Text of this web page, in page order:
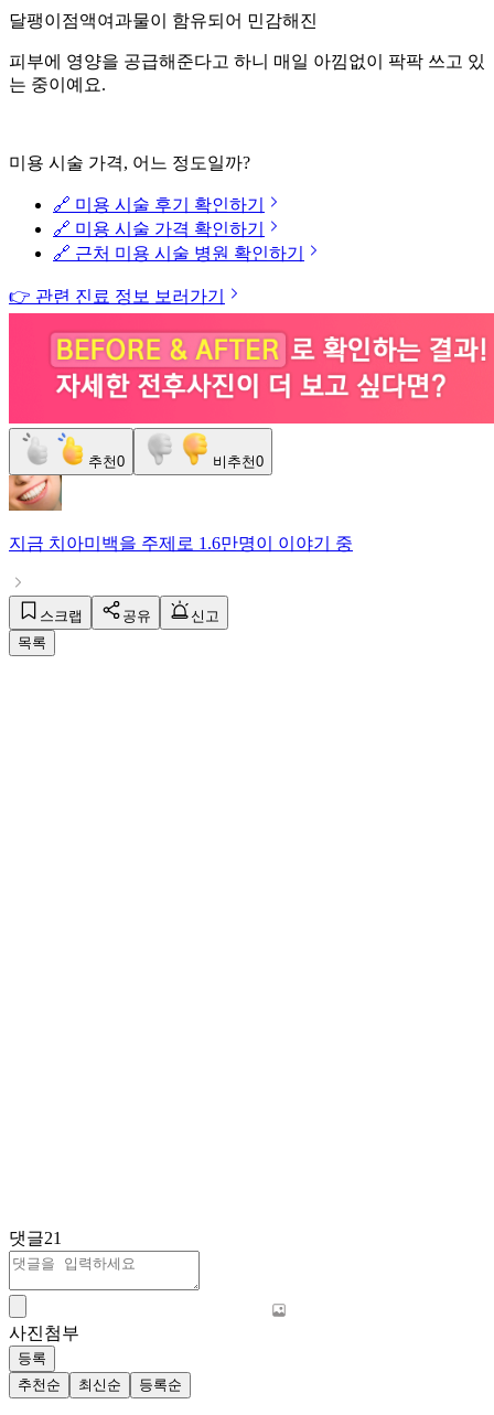
달팽이점액여과물이 함유되어 민감해진
피부에 영양을 공급해준다고 하니 매일 아낌없이 팍팍 쓰고 있
는 중이예요.
미용 시술 가격, 어느 정도일까?
🔗 미용 시술 후기 확인하기
🔗 미용 시술 가격 확인하기
🔗 근처 미용 시술 병원 확인하기
👉 관련 진료 정보 보러가기
추천0 비추천0
지금 치아미백을 주제로 1.6만명이 이야기 중
스크랩 공유
신고
목록
댓글21
사진첨부
등록
추천순
최신순 등록순